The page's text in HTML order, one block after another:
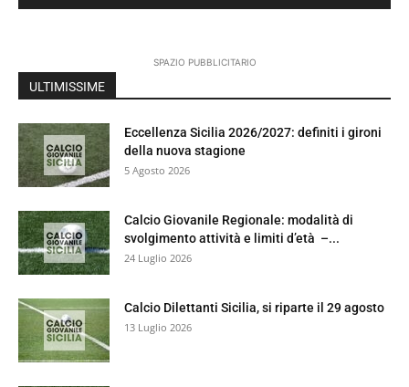
SPAZIO PUBBLICITARIO
ULTIMISSIME
Eccellenza Sicilia 2026/2027: definiti i gironi
della nuova stagione
5 Agosto 2026
Calcio Giovanile Regionale: modalità di
svolgimento attività e limiti d’età –...
24 Luglio 2026
Calcio Dilettanti Sicilia, si riparte il 29 agosto
13 Luglio 2026